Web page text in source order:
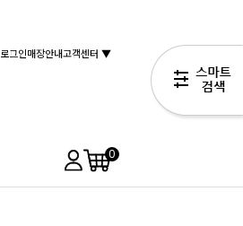
로그인매장안내고객센터 ▼
0